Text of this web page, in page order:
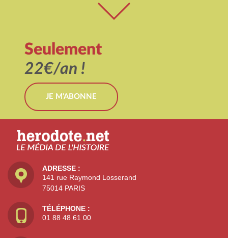
Seulement
22€/an !
JE M'ABONNE
ADRESSE :
141 rue Raymond Losserand
75014 PARIS
TÉLÉPHONE :
01 88 48 61 00